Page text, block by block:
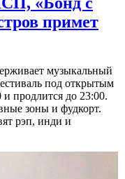
примет
музыкальный
под открытым
и продлится до 23:00.
зоны и фудкорт.
рэп, инди и